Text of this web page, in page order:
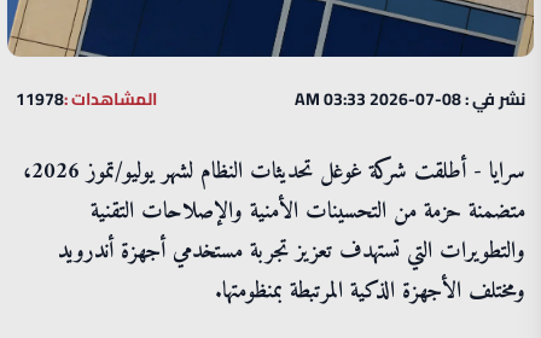
نشر في : 08-07-2026 03:33 AM المشاهدات :11978
سرايا - أطلقت شركة غوغل تحديثات النظام لشهر يوليو/تموز 2026،
متضمنة حزمة من التحسينات الأمنية والإصلاحات التقنية
والتطويرات التي تستهدف تعزيز تجربة مستخدمي أجهزة أندرويد
ومختلف الأجهزة الذكية المرتبطة بمنظومتها.